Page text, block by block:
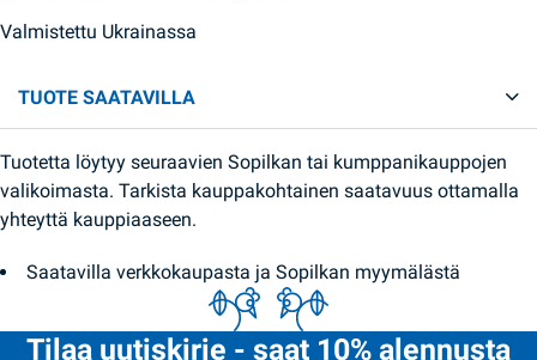
Valmistettu Ukrainassa
TUOTE SAATAVILLA
Tuotetta löytyy seuraavien Sopilkan tai kumppanikauppojen
valikoimasta. Tarkista kauppakohtainen saatavuus ottamalla
yhteyttä kauppiaaseen.
Saatavilla verkkokaupasta ja Sopilkan myymälästä
Tilaa uutiskirje - saat 10% alennusta